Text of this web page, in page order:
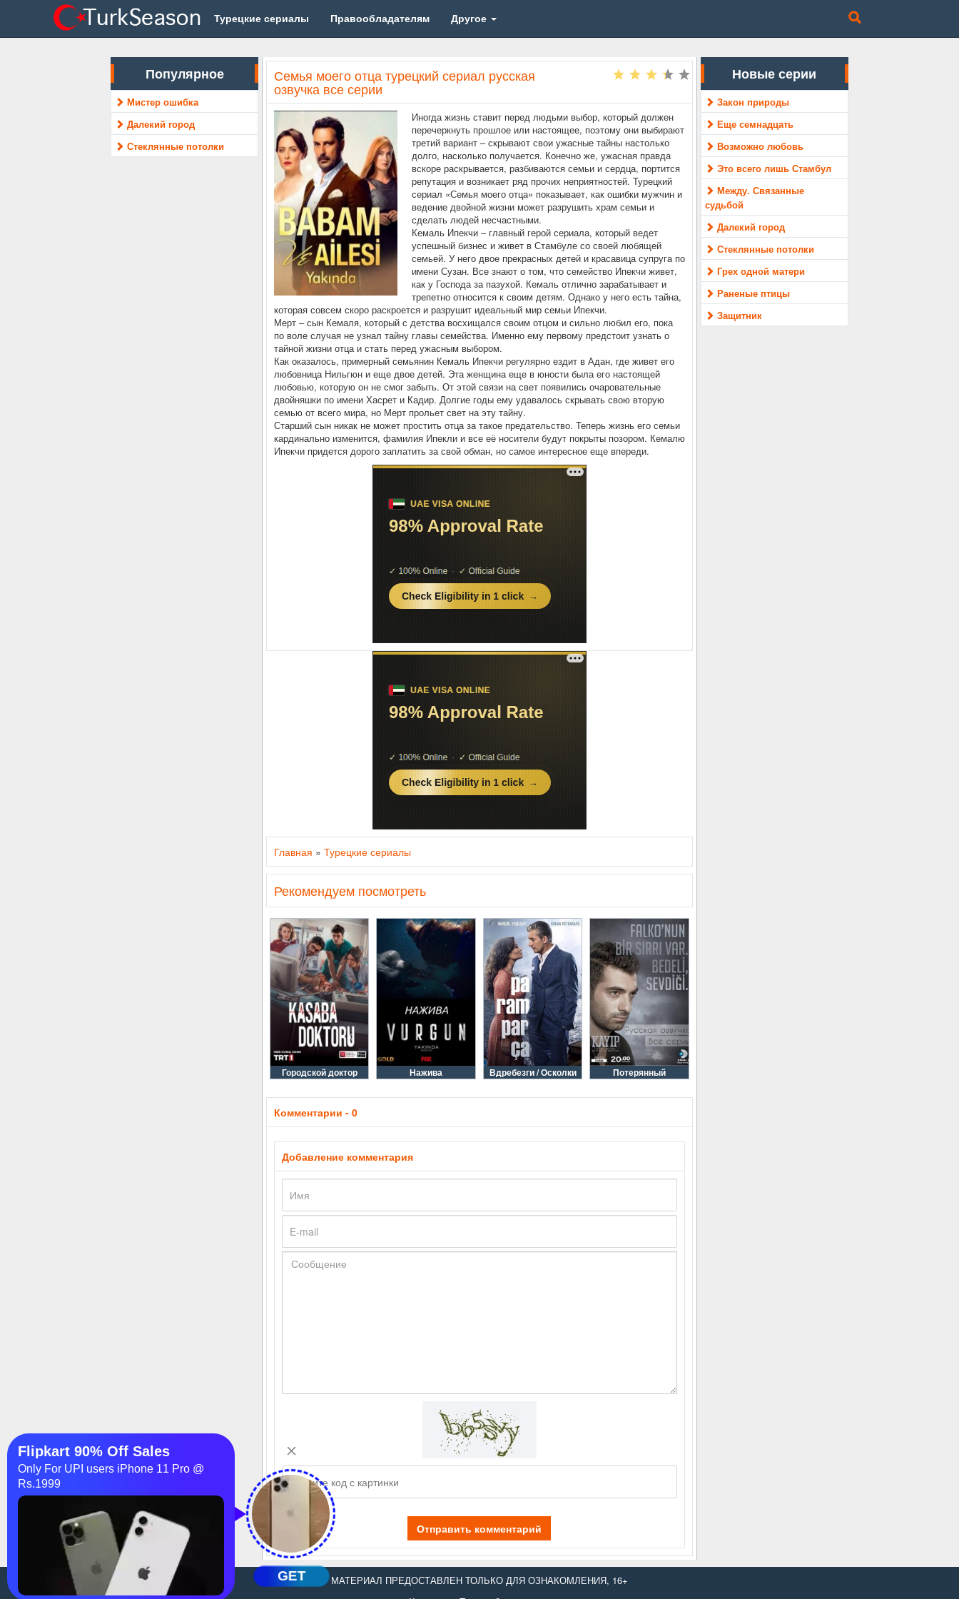
Турецкие сериалы Правообладателям Другое
Популярное
Мистер ошибка
Далекий город
Стеклянные потолки
Семья моего отца турецкий сериал русская
озвучка все серии
Иногда жизнь ставит перед людьми выбор, который должен
перечеркнуть прошлое или настоящее, поэтому они выбирают
третий вариант – скрывают свои ужасные тайны настолько
долго, насколько получается. Конечно же, ужасная правда
вскоре раскрывается, разбиваются семьи и сердца, портится
репутация и возникает ряд прочих неприятностей. Турецкий
сериал «Семья моего отца» показывает, как ошибки мужчин и
ведение двойной жизни может разрушить храм семьи и
сделать людей несчастными.
Кемаль Ипекчи – главный герой сериала, который ведет
успешный бизнес и живет в Стамбуле со своей любящей
семьей. У него двое прекрасных детей и красавица супруга по
имени Сузан. Все знают о том, что семейство Ипекчи живет,
как у Господа за пазухой. Кемаль отлично зарабатывает и
трепетно относится к своим детям. Однако у него есть тайна,
которая совсем скоро раскроется и разрушит идеальный мир семьи Ипекчи.
Мерт – сын Кемаля, который с детства восхищался своим отцом и сильно любил его, пока
по воле случая не узнал тайну главы семейства. Именно ему первому предстоит узнать о
тайной жизни отца и стать перед ужасным выбором.
Как оказалось, примерный семьянин Кемаль Ипекчи регулярно ездит в Адан, где живет его
любовница Нильгюн и еще двое детей. Эта женщина еще в юности была его настоящей
любовью, которую он не смог забыть. От этой связи на свет появились очаровательные
двойняшки по имени Хасрет и Кадир. Долгие годы ему удавалось скрывать свою вторую
семью от всего мира, но Мерт прольет свет на эту тайну.
Старший сын никак не может простить отца за такое предательство. Теперь жизнь его семьи
кардинально изменится, фамилия Ипекли и все её носители будут покрыты позором. Кемалю
Ипекчи придется дорого заплатить за свой обман, но самое интересное еще впереди.
Главная » Турецкие сериалы
Рекомендуем посмотреть
Городской доктор Нажива Вдребезги / Осколки Потерянный
Комментарии - 0
Добавление комментария
Отправить комментарий
Новые серии
Закон природы
Еще семнадцать
Возможно любовь
Это всего лишь Стамбул
Между. Связанные
судьбой
Далекий город
Стеклянные потолки
Грех одной матери
Раненые птицы
Защитник
МАТЕРИАЛ ПРЕДОСТАВЛЕН ТОЛЬКО ДЛЯ ОЗНАКОМЛЕНИЯ, 16+